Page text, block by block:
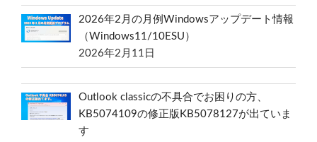
2026年2月の月例Windowsアップデート情報
（Windows11/10ESU）
2026年2月11日
Outlook classicの不具合でお困りの方、
KB5074109の修正版KB5078127が出ていま
す